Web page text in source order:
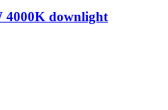
4000K downlight